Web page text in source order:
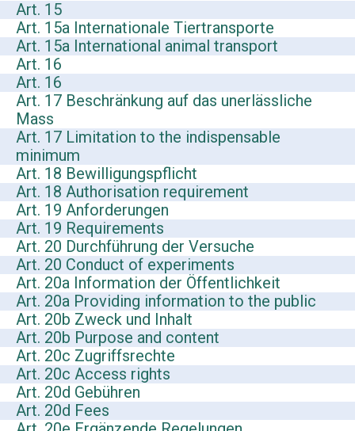
Art. 15
Art. 15a Internationale Tiertransporte
Art. 15a International animal transport
Art. 16
Art. 16
Art. 17 Beschränkung auf das unerlässliche
Mass
Art. 17 Limitation to the indispensable
minimum
Art. 18 Bewilligungspflicht
Art. 18 Authorisation requirement
Art. 19 Anforderungen
Art. 19 Requirements
Art. 20 Durchführung der Versuche
Art. 20 Conduct of experiments
Art. 20a Information der Öffentlichkeit
Art. 20a Providing information to the public
Art. 20b Zweck und Inhalt
Art. 20b Purpose and content
Art. 20c Zugriffsrechte
Art. 20c Access rights
Art. 20d Gebühren
Art. 20d Fees